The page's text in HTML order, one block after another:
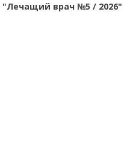
"Лечащий врач №5 / 2026"